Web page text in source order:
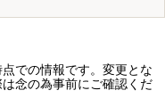
での情報です。変更とな
念の為事前にご確認くだ